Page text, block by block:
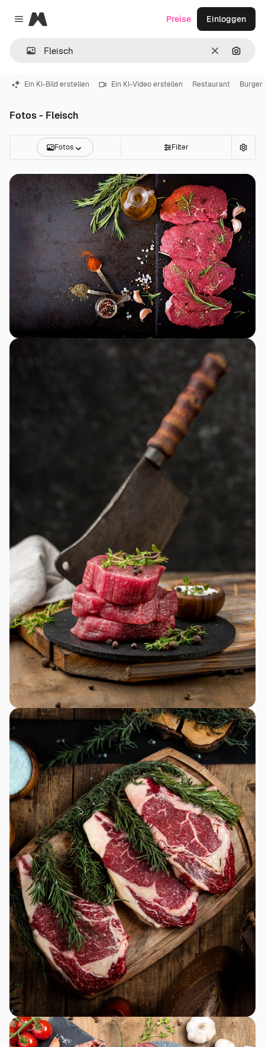
Close menu
Magnific
LöschenNach
Preise Einloggen
Ein KI-Bild erstellen Ein KI-Video erstellen Restaurant Burger
Fotos - Fleisch
Fotos Filter